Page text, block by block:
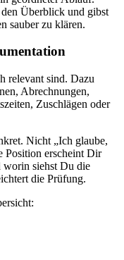
Überblick und gibst
sauber zu klären.
relevant sind. Dazu
Abrechnungen,
Zuschlägen oder
Nicht „Ich glaube,
Position erscheint Dir
worin siehst Du die
die Prüfung.